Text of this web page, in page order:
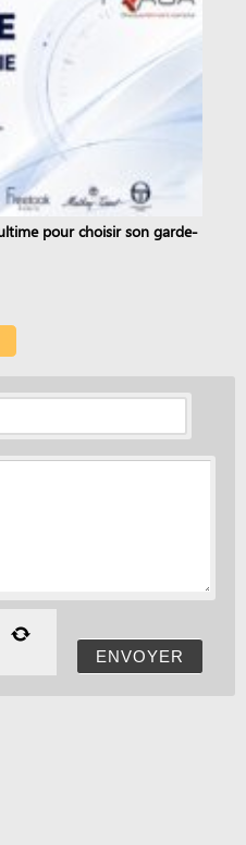
pour choisir son garde-
ENVOYER